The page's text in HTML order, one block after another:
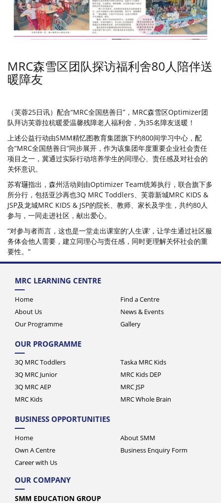
MRC森雪区团队探访福利舍80人陪伴送
暖障友
（芙蓉25日讯）配合“MRC全国慈善日”，MRC森雪区Optimizer团
队拜访芙蓉拉杭暖爱温馨残障老人福利舍，为35名障友送暖！
上述公益行动由SMM精忆图教育集团旗下约800间学习中心，配
合“MRC全国慈善日”同步展开，作为该集团年度重要企业社会责任
项目之一，冀通过实际行动培养学生的同理心、责任感及对社会的
关怀意识。
苏宥𤪼指出，森州活动则由Optimizer Team统筹执行，联合旗下多
所分行，包括亚沙再也3Q MRC Toddlers、芙蓉新城MRC KIDS &
JSP及龙城MRC KIDS & JSP的院长、教师、家长及学生，共约80人
参与，一同走进社区，献出爱心。
“对参与者而言，这也是一堂走出课室的‘人生课’，让学生通过社区服
务体会他人需要，建立同理心与责任感，同时更理解关怀社会的重
要性。”
MRC LEARNING CENTRE
Home
About Us
Our Programme
Find a Centre
News & Events
Gallery
OUR PROGRAMME
3Q MRC Toddlers
3Q MRC Junior
3Q MRC AEP
MRC Kids
Taska MRC Kids
MRC Kids DEP
MRC JSP
MRC Whole Brain
BUSINESS OPPORTUNITIES
Home
Own A Centre
Career with Us
About SMM
Business Enquiry Form
OUR COMPANY
SMM EDUCATION GROUP